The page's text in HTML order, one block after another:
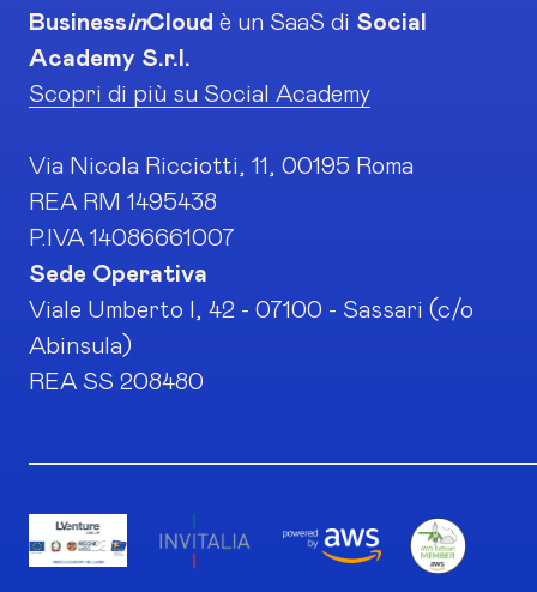
BusinessinCloud è un SaaS di Social
Academy S.r.l.
Scopri di più su Social Academy
Via Nicola Ricciotti, 11, 00195 Roma
REA RM 1495438
P.IVA 14086661007
Sede Operativa
Viale Umberto I, 42 - 07100 - Sassari (c/o
Abinsula)
REA SS 208480